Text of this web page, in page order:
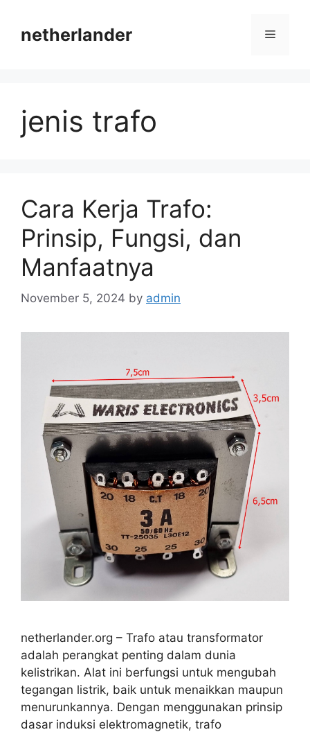
contentnetherlander Menu
jenis trafo
Cara Kerja Trafo:
Prinsip, Fungsi, dan
Manfaatnya
November 5, 2024 by admin
netherlander.org – Trafo atau transformator
adalah perangkat penting dalam dunia
kelistrikan. Alat ini berfungsi untuk mengubah
tegangan listrik, baik untuk menaikkan maupun
menurunkannya. Dengan menggunakan prinsip
dasar induksi elektromagnetik, trafo